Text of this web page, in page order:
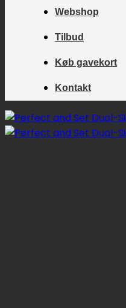
Webshop
Tilbud
Køb gavekort
Kontakt